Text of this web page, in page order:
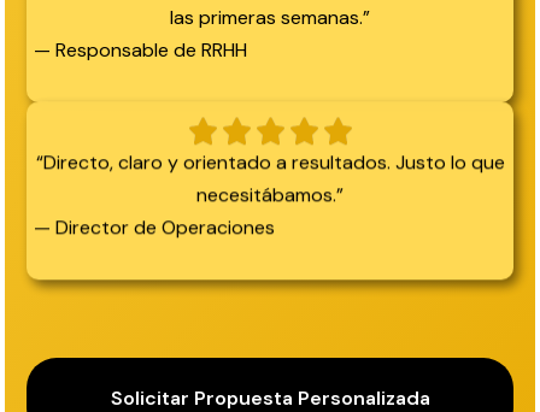
las primeras semanas.”
— Responsable de RRHH
“Directo, claro y orientado a resultados. Justo lo que
necesitábamos.”
— Director de Operaciones
Solicitar Propuesta Personalizada